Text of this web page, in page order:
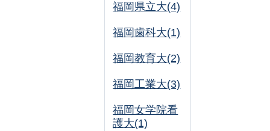
福岡県立大(4)
福岡歯科大(1)
福岡教育大(2)
福岡工業大(3)
福岡女学院看
護大(1)